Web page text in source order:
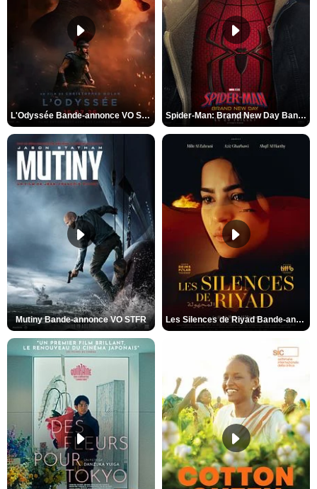
L'Odyssée Bande-annonce VO STFR Spider-Man: Brand New Day Bande-annonce VO STFR
Mutiny Bande-annonce VO STFR Les Silences de Riyad Bande-annonce VO STFR